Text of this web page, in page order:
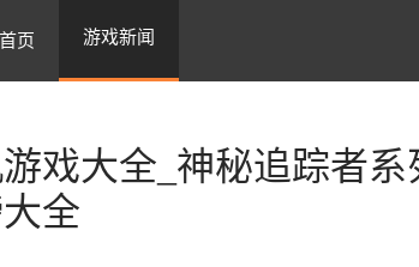
首页 游戏新闻
戏大全_神秘追踪者
全